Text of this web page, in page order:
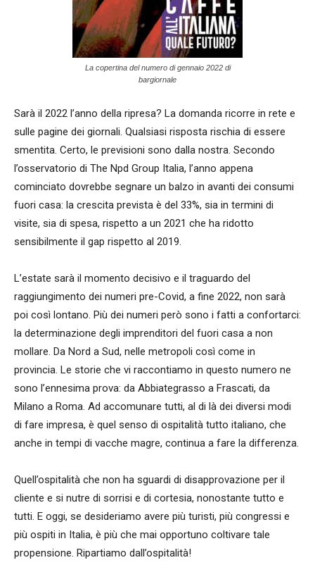
La copertina del numero di gennaio 2022 di
bargiornale
Sarà il 2022 l’anno della ripresa? La domanda ricorre in rete e
sulle pagine dei giornali. Qualsiasi risposta rischia di essere
smentita. Certo, le previsioni sono dalla nostra. Secondo
l’osservatorio di The Npd Group Italia, l’anno appena
cominciato dovrebbe segnare un balzo in avanti dei consumi
fuori casa: la crescita prevista è del 33%, sia in termini di
visite, sia di spesa, rispetto a un 2021 che ha ridotto
sensibilmente il gap rispetto al 2019.
L’estate sarà il momento decisivo e il traguardo del
raggiungimento dei numeri pre-Covid, a fine 2022, non sarà
poi così lontano. Più dei numeri però sono i fatti a confortarci:
la determinazione degli imprenditori del fuori casa a non
mollare. Da Nord a Sud, nelle metropoli così come in
provincia. Le storie che vi raccontiamo in questo numero ne
sono l’ennesima prova: da Abbiategrasso a Frascati, da
Milano a Roma. Ad accomunare tutti, al di là dei diversi modi
di fare impresa, è quel senso di ospitalità tutto italiano, che
anche in tempi di vacche magre, continua a fare la differenza.
Quell’ospitalità che non ha sguardi di disapprovazione per il
cliente e si nutre di sorrisi e di cortesia, nonostante tutto e
tutti. E oggi, se desideriamo avere più turisti, più congressi e
più ospiti in Italia, è più che mai opportuno coltivare tale
propensione. Ripartiamo dall’ospitalità!